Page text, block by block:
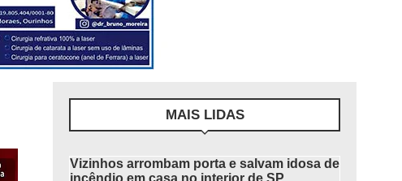
MAIS LIDAS
Vizinhos arrombam porta e salvam idosa de
incêndio em casa no interior de SP